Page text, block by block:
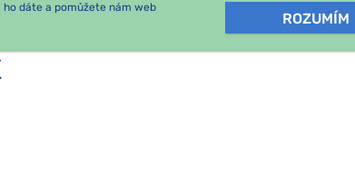
dáte a pomůžete nám web
ROZUMÍM